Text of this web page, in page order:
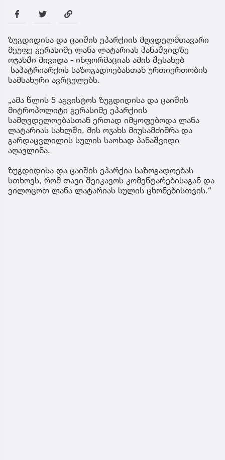
ზუგდიდისა და ცაიშის ეპარქიის მღვდელმთავარი
მეუფე გერასიმე ლანა ლატარიას პანაშვიდზე
ოჯახში მივიდა - ინფორმაციას ამის შესახებ
საპატრიარქოს საზოგადოებასთან ურთიერთობის
სამსახური ავრცელებს.
„ამა წლის 5 აგვისტოს ზუგდიდისა და ცაიშის
მიტროპოლიტი გერასიმე ეპარქიის
სამღვდელოებასთან ერთად იმყოფებოდა ლანა
ლატარიას სახლში, მის ოჯახს მიუსამძიმრა და
გარდაცვლილის სულის საოხად პანაშვიდი
აღავლინა.
ზუგდიდისა და ცაიშის ეპარქია საზოგადოებას
სთხოვს, რომ თავი შეიკავოს კომენტარებისაგან და
ვილოცოთ ლანა ლატარიას სულის ცხონებისთვის.“